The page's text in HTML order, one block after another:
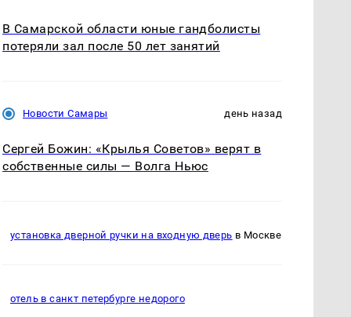
В Самарской области юные гандболисты
потеряли зал после 50 лет занятий
Новости Самары день назад
Сергей Божин: «Крылья Советов» верят в
собственные силы — Волга Ньюс
установка дверной ручки на входную дверь в Москве
отель в санкт петербурге недорого